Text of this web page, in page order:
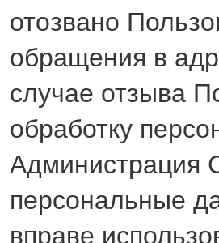
отозвано
обращения в
случае отзыва
обработку
Администрация
персональные
вправе